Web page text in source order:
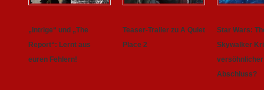
„Intrige“ und „The
Report“: Lernt aus
euren Fehlern!
Teaser-Trailer zu A Quiet
Place 2
Star Wars:
Skywalker
versöhnlicher
Abschluss?